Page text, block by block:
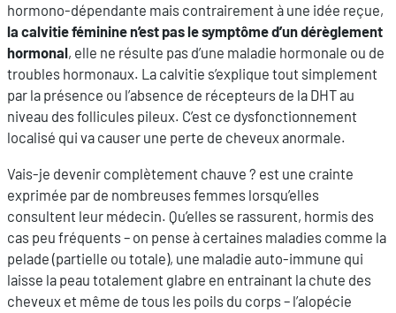
hormono-dépendante mais contrairement à une idée reçue,
la calvitie féminine n’est pas le symptôme d’un dérèglement
hormonal, elle ne résulte pas d’une maladie hormonale ou de
troubles hormonaux. La calvitie s’explique tout simplement
par la présence ou l’absence de récepteurs de la DHT au
niveau des follicules pileux. C’est ce dysfonctionnement
localisé qui va causer une perte de cheveux anormale.
Vais-je devenir complètement chauve ? est une crainte
exprimée par de nombreuses femmes lorsqu’elles
consultent leur médecin. Qu’elles se rassurent, hormis des
cas peu fréquents – on pense à certaines maladies comme la
pelade (partielle ou totale), une maladie auto-immune qui
laisse la peau totalement glabre en entrainant la chute des
cheveux et même de tous les poils du corps – l’alopécie